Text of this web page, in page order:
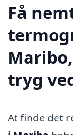
Få
tryg
At finde det